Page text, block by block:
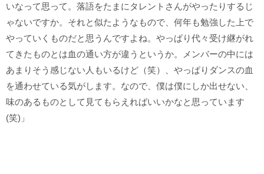
いなって思って。落語をたまにタレントさんがやったりするじ
ゃないですか。それと似たようなもので、何年も勉強した上で
やっていくものだと思うんですよね。やっぱり代々受け継がれ
てきたものとは血の通い方が違うというか。メンバーの中には
あまりそう感じない人もいるけど（笑）、やっぱりダンスの血
を通わせている気がします。なので、僕は僕にしか出せない、
味のあるものとして見てもらえればいいかなと思っています
(笑)」